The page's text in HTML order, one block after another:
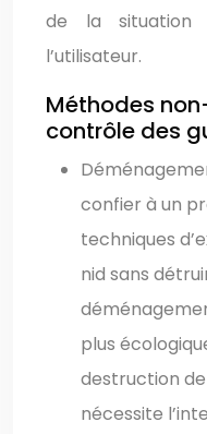
de la situation
l’utilisateur.
Méthodes
contrôle des
confier à un
techniques
nid sans
plus
destruction
nécessite